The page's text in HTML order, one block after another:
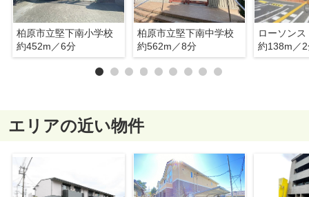
柏原市立堅下南小学校
約452m／6分
柏原市立堅下南中学校
約562m／8分
約138m／
エリアの近い物件